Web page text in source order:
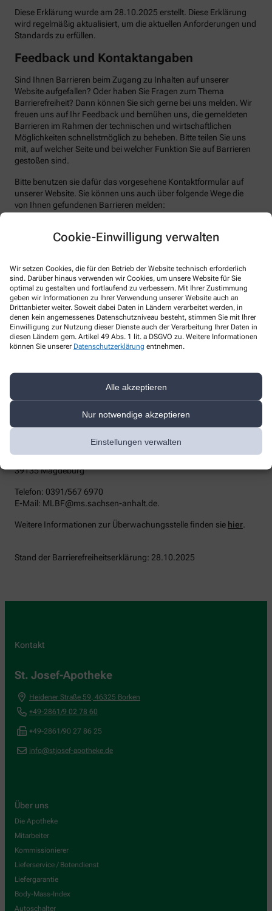
Cookie-Einwilligung verwalten
Wir setzen Cookies, die für den Betrieb der Website technisch erforderlich
sind. Darüber hinaus verwenden wir Cookies, um unsere Website für Sie
optimal zu gestalten und fortlaufend zu verbessern. Mit Ihrer Zustimmung
geben wir Informationen zu Ihrer Verwendung unserer Website auch an
Drittanbieter weiter. Soweit dabei Daten in Ländern verarbeitet werden, in
denen kein angemessenes Datenschutzniveau besteht, stimmen Sie mit Ihrer
Einwilligung zur Nutzung dieser Dienste auch der Verarbeitung Ihrer Daten in
diesen Ländern gem. Artikel 49 Abs. 1 lit. a DSGVO zu. Weitere Informationen
können Sie unserer Datenschutzerklärung entnehmen.
Alle akzeptieren
Nur notwendige akzeptieren
Einstellungen verwalten
Diese Erklärung wurde am 28.10.2025 erstellt. Diese Erklärung
wird regelmäßig aktualisiert, um die aktuellen Anforderungen und
Standards zu erfüllen.
Feedback und Kontaktangaben
Sind Ihnen Barrieren beim Zugang zu Inhalten auf unserer
Website aufgefallen? Oder haben Sie Fragen zum Thema
Barrierefreiheit? Dann können Sie sich gerne bei uns melden. Wir
freuen uns auf Ihr Feedback und bemühen uns, die gemeldeten
Barrieren im Rahmen der technischen und wirtschaftlichen
Möglichkeiten schnellstmöglich zu beheben. Bitte teilen Sie uns
mit, auf welcher Seite und bei welcher Funktion Sie auf Barrieren
gestoßen sind.
Bitte benutzen sie dafür das vorgesehene Kontaktformular auf
unserer Website. Sie können uns auch über folgende Wege die
von Ihnen gefundenen Barrieren melden:
Telefon: +49-2861/9 02 78 60
Postanschrift: Heidener Straße 59 46325 Borken
Durchsetzungsverfahren und
Marktüberwachungsbehörde
Sollten Sie auf Mitteilungen oder Anfragen zur Barrierefreiheit
keine zufriedenstellenden Antworten erhalten, können Sie sich an
Marktüberwachungsbehörde wenden:
MLBF - Marktüberwachungsstelle der Länder für die
Gleichstellung Sachsen-Anhalt
39135 Magdeburg
Telefon: 0391/567 6970
E-​Mail: MLBF@ms.sachsen-​anhalt.de.
Weitere Informationen zur Überwachungsstelle finden sie hier
Stand der Barrierefreiheitserklärung: 28.10.2025
Kontakt
St. Josef-Apotheke
Heidener Straße 59 46325 Borken
+49-2861/9 02 78 60
+49-2861/90 27 86 25
info@stjosef-apotheke.de
Über uns
Die Apotheke
Mitarbeiter
Kommissionierer
Lieferservice / Botendienst
Liefergarantie
Body-Mass-Index
Autoschalter